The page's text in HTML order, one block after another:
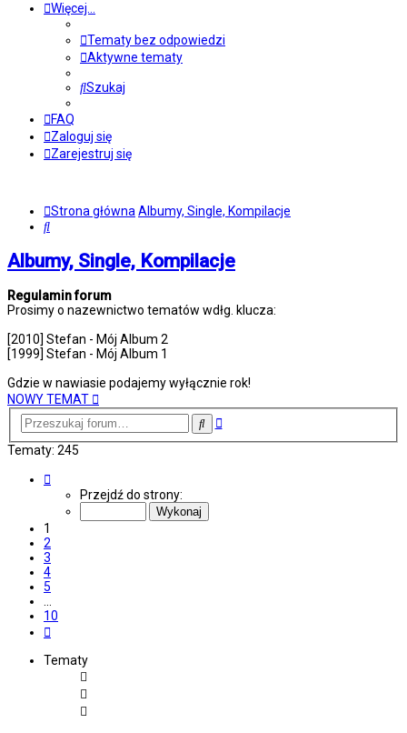
Więcej…
Tematy bez odpowiedzi
Aktywne tematy
Szukaj
FAQ
Zaloguj się
Zarejestruj się
Strona główna Albumy, Single, Kompilacje
Szukaj
Albumy, Single, Kompilacje
Regulamin forum
Prosimy o nazewnictwo tematów wdłg. klucza:
[2010] Stefan - Mój Album 2
[1999] Stefan - Mój Album 1
Gdzie w nawiasie podajemy wyłącznie rok!
NOWY TEMAT
SzukajWyszukiwanie
Tematy: 245
Przejdź do strony:
1
2
3
4
5
…
10
Tematy